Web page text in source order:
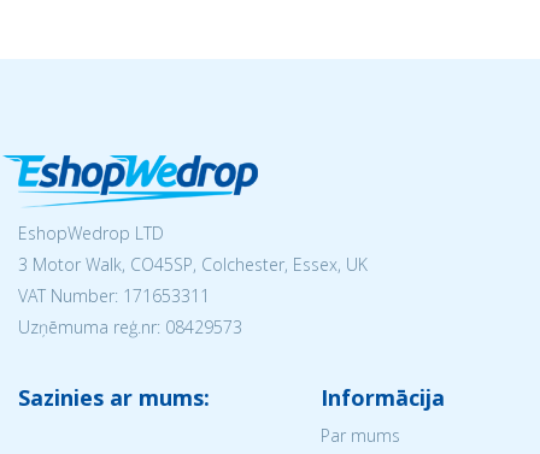
EshopWedrop LTD
3 Motor Walk, CO45SP, Colchester, Essex, UK
VAT Number: 171653311
Uzņēmuma reģ.nr: 08429573
Sazinies ar mums: Informācija
Par mums